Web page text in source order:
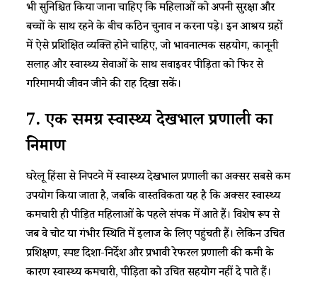
भी सुनिश्चित किया जाना चाहिए कि महिलाओं को अपनी सुरक्षा और
बच्चों के साथ रहने के बीच कठिन चुनाव न करना पड़े। इन आश्रय ग्रहों
में ऐसे प्रशिक्षित व्यक्ति होने चाहिए, जो भावनात्मक सहयोग, कानूनी
सलाह और स्वास्थ्य सेवाओं के साथ सर्वाइवर पीड़िता को फिर से
गरिमामयी जीवन जीने की राह दिखा सकें।
7. एक समग्र स्वास्थ्य देखभाल प्रणाली का
निर्माण
घरेलू हिंसा से निपटने में स्वास्थ्य देखभाल प्रणाली का अक्सर सबसे कम
उपयोग किया जाता है, जबकि वास्तविकता यह है कि अक्सर स्वास्थ्य
कर्मचारी ही पीड़ित महिलाओं के पहले संपर्क में आते हैं। विशेष रूप से
जब वे चोट या गंभीर स्थिति में इलाज के लिए पहुंचती हैं। लेकिन उचित
प्रशिक्षण, स्पष्ट दिशा-निर्देश और प्रभावी रेफरल प्रणाली की कमी के
कारण स्वास्थ्य कर्मचारी, पीड़िता को उचित सहयोग नहीं दे पाते हैं।